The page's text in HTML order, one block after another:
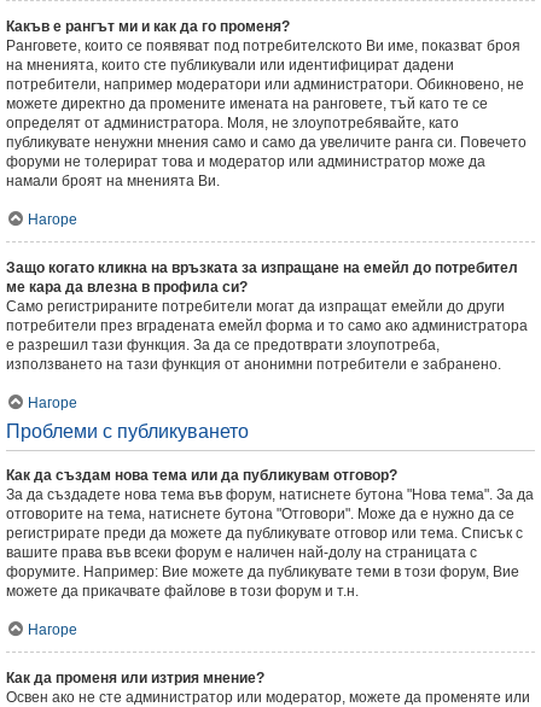
Какъв е рангът ми и как да го променя?
Ранговете, които се появяват под потребителското Ви име, показват броя
на мненията, които сте публикували или идентифицират дадени
потребители, например модератори или администратори. Обикновено, не
можете директно да промените имената на ранговете, тъй като те се
определят от администратора. Моля, не злоупотребявайте, като
публикувате ненужни мнения само и само да увеличите ранга си. Повечето
форуми не толерират това и модератор или администратор може да
намали броят на мненията Ви.
Нагоре
Защо когато кликна на връзката за изпращане на емейл до потребител
ме кара да влезна в профила си?
Само регистрираните потребители могат да изпращат емейли до други
потребители през вградената емейл форма и то само ако администратора
е разрешил тази функция. За да се предотврати злоупотреба,
използването на тази функция от анонимни потребители е забранено.
Нагоре
Проблеми с публикуването
Как да създам нова тема или да публикувам отговор?
За да създадете нова тема във форум, натиснете бутона "Нова тема". За да
отговорите на тема, натиснете бутона "Отговори". Може да е нужно да се
регистрирате преди да можете да публикувате отговор или тема. Списък с
вашите права във всеки форум е наличен най-долу на страницата с
форумите. Например: Вие можете да публикувате теми в този форум, Вие
можете да прикачвате файлове в този форум и т.н.
Нагоре
Как да променя или изтрия мнение?
Освен ако не сте администратор или модератор, можете да променяте или